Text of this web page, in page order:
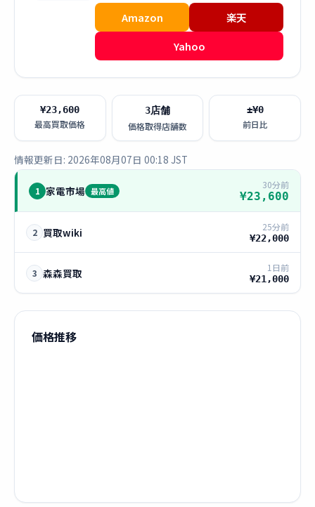
Amazon
楽天
Yahoo
¥23,600
最高買取価格
3店舗
価格取得店舗数
±¥0
前日比
情報更新日: 2026年08月07日 00:18 JST
1 家電市場 最高値
30分前
¥23,600
2 買取wiki 25分前
¥22,000
3 森森買取 1日前
¥21,000
価格推移